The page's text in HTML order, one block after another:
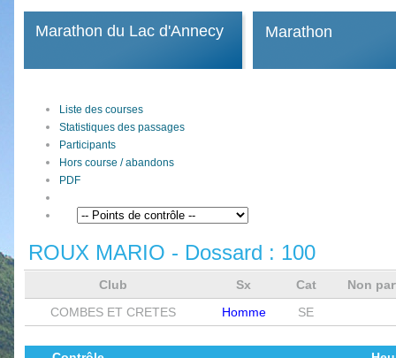
Marathon du Lac d'Annecy Marathon
Liste des courses
Statistiques des passages
Participants
Hors course / abandons
PDF
ROUX MARIO - Dossard : 100
Club Sx Cat
Non
COMBES ET CRETES
Homme SE